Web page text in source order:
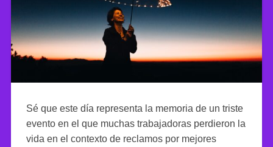
Sé que este día representa la memoria de un triste
evento en el que muchas trabajadoras perdieron la
vida en el contexto de reclamos por mejores